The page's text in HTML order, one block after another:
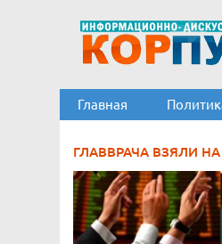
Главная
ГЛАВВРАЧА ВЗЯЛИ